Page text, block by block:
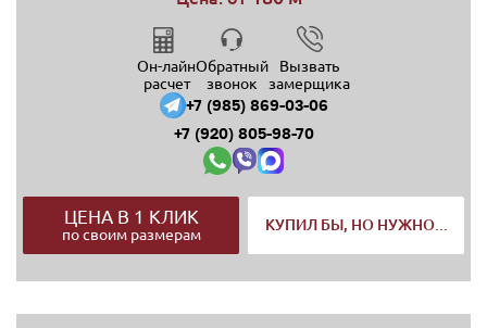
Он-лайн
расчет
Обратный
звонок
Вызвать
замерщика
+7 (985) 869-03-06
+7 (920) 805-98-70
ЦЕНА В 1 КЛИК
по своим размерам
КУПИЛ БЫ, НО НУЖНО...